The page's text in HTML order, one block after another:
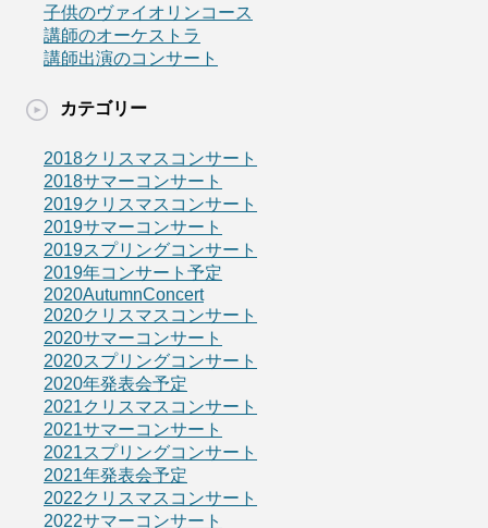
子供のヴァイオリンコース
講師のオーケストラ
講師出演のコンサート
カテゴリー
2018クリスマスコンサート
2018サマーコンサート
2019クリスマスコンサート
2019サマーコンサート
2019スプリングコンサート
2019年コンサート予定
2020AutumnConcert
2020クリスマスコンサート
2020サマーコンサート
2020スプリングコンサート
2020年発表会予定
2021クリスマスコンサート
2021サマーコンサート
2021スプリングコンサート
2021年発表会予定
2022クリスマスコンサート
2022サマーコンサート